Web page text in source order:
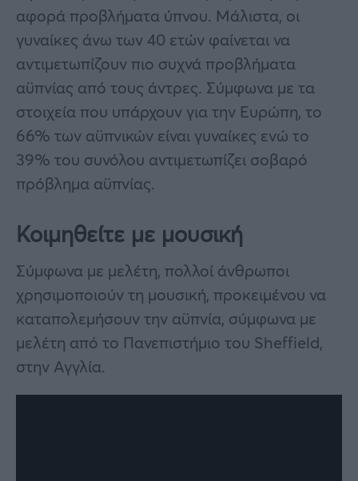
αφορά προβλήματα ύπνου. Μάλιστα, οι
γυναίκες άνω των 40 ετών φαίνεται να
αντιμετωπίζουν πιο συχνά προβλήματα
αϋπνίας από τους άντρες. Σύμφωνα με τα
στοιχεία που υπάρχουν για την Ευρώπη, το
66% των αϋπνικών είναι γυναίκες ενώ το
39% του συνόλου αντιμετωπίζει σοβαρό
πρόβλημα αϋπνίας.
Κοιμηθείτε με μουσική
Σύμφωνα με μελέτη, πολλοί άνθρωποι
χρησιμοποιούν τη μουσική, προκειμένου να
καταπολεμήσουν την αϋπνία, σύμφωνα με
μελέτη από το Πανεπιστήμιο του Sheffield,
στην Αγγλία.